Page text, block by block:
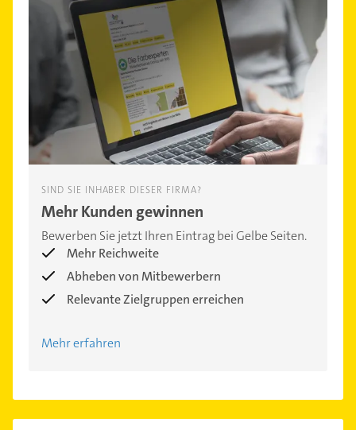
SIND SIE INHABER DIESER FIRMA?
Mehr Kunden gewinnen
Bewerben Sie jetzt Ihren Eintrag bei Gelbe Seiten.
Mehr Reichweite
Abheben von Mitbewerbern
Relevante Zielgruppen erreichen
Mehr erfahren